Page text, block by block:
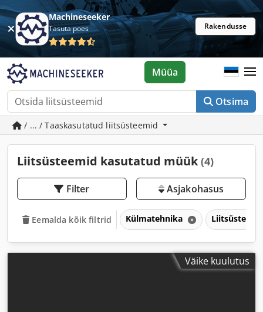
Machineseeker
Tasuta poes Rakendusse
Otsima
Müüa
/ ... / Taaskasutatud liitsüsteemid
Liitsüsteemid kasutatud müük (4)
Filter Asjakohasus
Eemalda kõik filtrid Külmatehnika
Väike kuulutus